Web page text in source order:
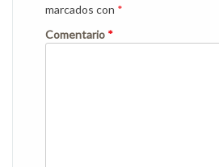
marcados con *
Comentario *